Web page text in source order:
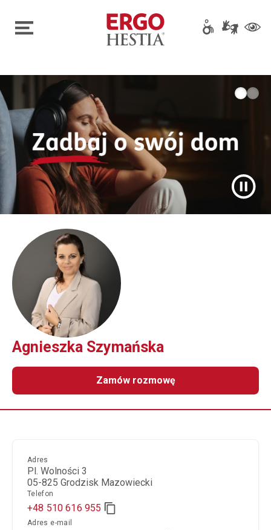
Agnieszka Szymańska
Zamów rozmowę
Adres
Pl. Wolności 3
05-825 Grodzisk Mazowiecki
Telefon
+48 510 616 955
Adres e-mail